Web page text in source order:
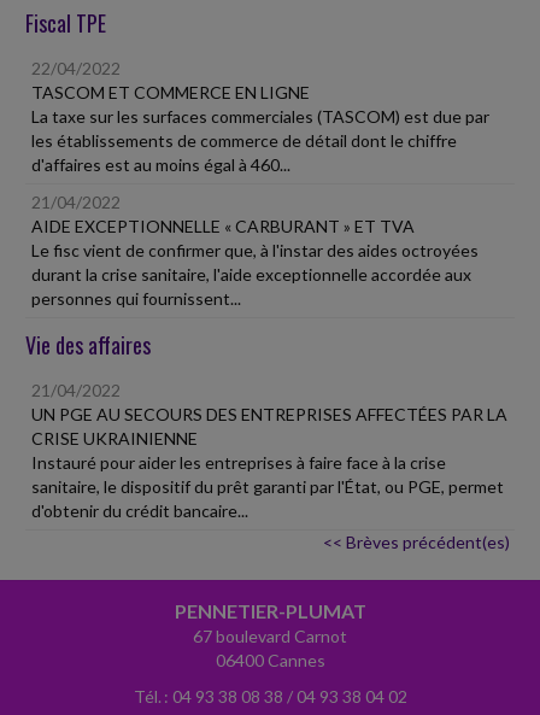
Fiscal TPE
22/04/2022
TASCOM ET COMMERCE EN LIGNE
La taxe sur les surfaces commerciales (TASCOM) est due par
les établissements de commerce de détail dont le chiffre
d'affaires est au moins égal à 460...
21/04/2022
AIDE EXCEPTIONNELLE « CARBURANT » ET TVA
Le fisc vient de confirmer que, à l'instar des aides octroyées
durant la crise sanitaire, l'aide exceptionnelle accordée aux
personnes qui fournissent...
Vie des affaires
21/04/2022
UN PGE AU SECOURS DES ENTREPRISES AFFECTÉES PAR LA
CRISE UKRAINIENNE
Instauré pour aider les entreprises à faire face à la crise
sanitaire, le dispositif du prêt garanti par l'État, ou PGE, permet
d'obtenir du crédit bancaire...
<< Brèves précédent(es)
PENNETIER-PLUMAT
67 boulevard Carnot
06400 Cannes
Tél. : 04 93 38 08 38 / 04 93 38 04 02